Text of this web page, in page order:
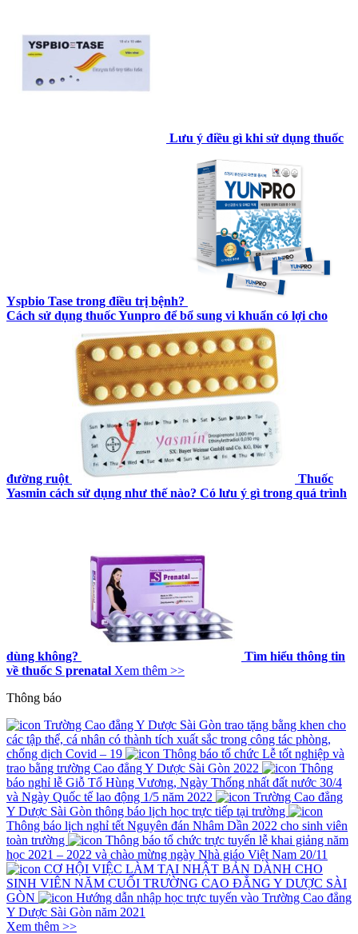
Lưu ý điều gì khi sử dụng thuốc
Yspbio Tase trong điều trị bệnh?
Cách sử dụng thuốc Yunpro để bổ sung vi khuẩn có lợi cho
đường ruột
Thuốc
Yasmin cách sử dụng như thế nào? Có lưu ý gì trong quá trình
dùng không?
Tìm hiểu thông tin
về thuốc S prenatal Xem thêm >>
Thông báo
Trường Cao đẳng Y Dược Sài Gòn trao tặng bằng khen cho
các tập thể, cá nhân có thành tích xuất sắc trong công tác phòng,
chống dịch Covid – 19
Thông báo tổ chức Lễ tốt nghiệp và
trao bằng trường Cao đẳng Y Dược Sài Gòn 2022
Thông
báo nghỉ lễ Giỗ Tổ Hùng Vương, Ngày Thống nhất đất nước 30/4
và Ngày Quốc tế lao động 1/5 năm 2022
Trường Cao đẳng
Y Dược Sài Gòn thông báo lịch học trực tiếp tại trường
Thông báo lịch nghỉ tết Nguyên đán Nhâm Dần 2022 cho sinh viên
toàn trường
Thông báo tổ chức trực tuyến lễ khai giảng năm
học 2021 – 2022 và chào mừng ngày Nhà giáo Việt Nam 20/11
CƠ HỘI VIỆC LÀM TẠI NHẬT BẢN DÀNH CHO
SINH VIÊN NĂM CUỐI TRƯỜNG CAO ĐẲNG Y DƯỢC SÀI
GÒN
Hướng dẫn nhập học trực tuyến vào Trường Cao đẳng
Y Dược Sài Gòn năm 2021
Xem thêm >>